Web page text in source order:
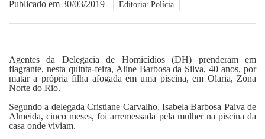
Anuncie
Fale Conosco
Publicado em 30/03/2019 Editoria: Polícia
Agentes da Delegacia de Homicídios (DH) prenderam em
flagrante, nesta quinta-feira, Aline Barbosa da Silva, 40 anos, por
matar a própria filha afogada em uma piscina, em Olaria, Zona
Norte do Rio.
Segundo a delegada Cristiane Carvalho, Isabela Barbosa Paiva de
Almeida, cinco meses, foi arremessada pela mulher na piscina da
casa onde viviam.